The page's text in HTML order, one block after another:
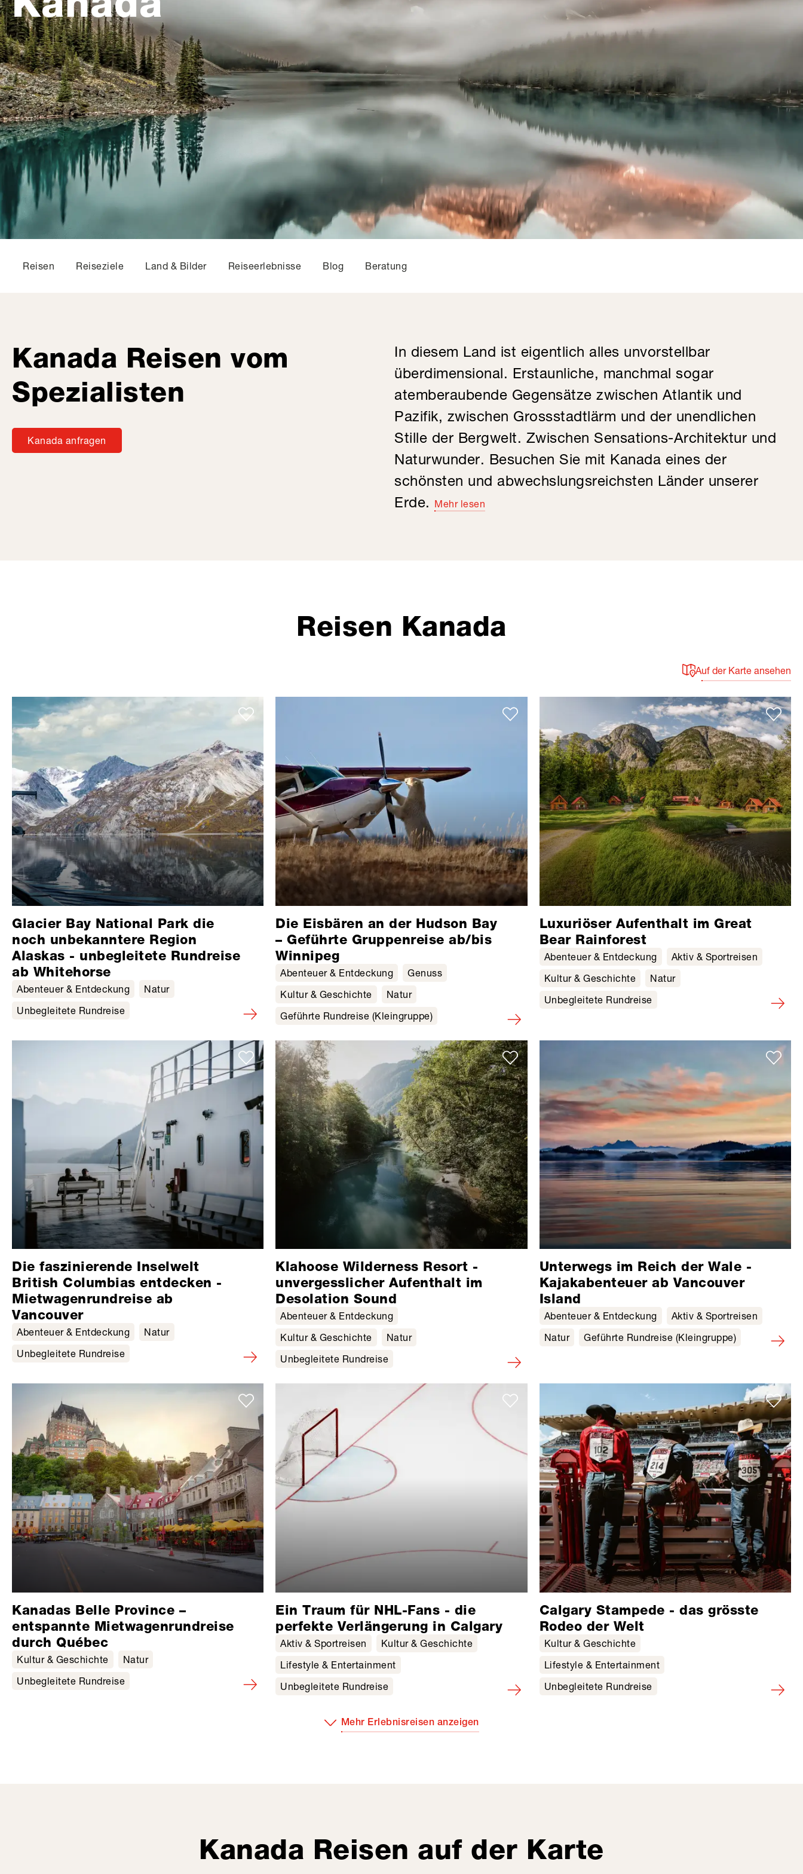
Reisen Reiseziele Land & Bilder Reiseerlebnisse Blog Beratung
Kanada Reisen vom
Spezialisten
Kanada anfragen
In diesem Land ist eigentlich alles unvorstellbar
überdimensional. Erstaunliche, manchmal sogar
atemberaubende Gegensätze zwischen Atlantik und
Pazifik, zwischen Grossstadtlärm und der unendlichen
Stille der Bergwelt. Zwischen Sensations-Architektur und
Naturwunder. Besuchen Sie mit Kanada eines der
schönsten und abwechslungsreichsten Länder unserer
Erde. Mehr lesen
Reisen Kanada
Auf der Karte ansehen
Glacier Bay National Park die
noch unbekanntere Region
Alaskas - unbegleitete Rundreise
ab Whitehorse
Abenteuer & Entdeckung
Natur
Unbegleitete Rundreise
Die Eisbären an der Hudson Bay
– Geführte Gruppenreise ab/bis
Winnipeg
Abenteuer & Entdeckung
Genuss
Kultur & Geschichte
Natur
Geführte Rundreise (Kleingruppe)
Luxuriöser Aufenthalt im Great
Bear Rainforest
Abenteuer & Entdeckung
Aktiv & Sportreisen
Kultur & Geschichte
Natur
Unbegleitete Rundreise
Die faszinierende Inselwelt
British Columbias entdecken -
Mietwagenrundreise ab
Vancouver
Abenteuer & Entdeckung
Natur
Unbegleitete Rundreise
Klahoose Wilderness Resort -
unvergesslicher Aufenthalt im
Desolation Sound
Abenteuer & Entdeckung
Kultur & Geschichte
Natur
Unbegleitete Rundreise
Unterwegs im Reich der Wale -
Kajakabenteuer ab Vancouver
Island
Abenteuer & Entdeckung
Aktiv & Sportreisen
Natur
Geführte Rundreise (Kleingruppe)
Kanadas Belle Province –
entspannte Mietwagenrundreise
durch Québec
Kultur & Geschichte
Natur
Unbegleitete Rundreise
Ein Traum für NHL-Fans - die
perfekte Verlängerung in Calgary
Aktiv & Sportreisen
Kultur & Geschichte
Lifestyle & Entertainment
Unbegleitete Rundreise
Calgary Stampede - das grösste
Rodeo der Welt
Kultur & Geschichte
Lifestyle & Entertainment
Unbegleitete Rundreise
Mehr Erlebnisreisen anzeigen
Kanada Reisen auf der Karte